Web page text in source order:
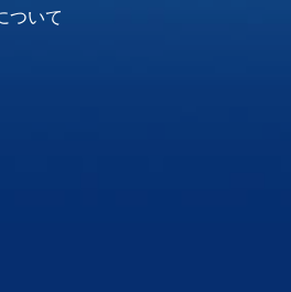
ついて